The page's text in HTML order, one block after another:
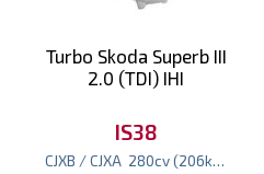
Turbo Skoda Superb III
2.0 (TDI) IHI
IS38
CJXB / CJXA 280cv(206kw